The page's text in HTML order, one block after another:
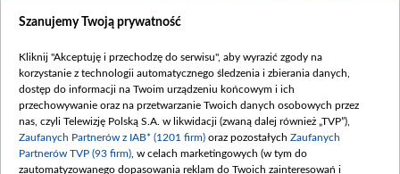
Dostępność
Procedura zgłoszeń wewnętrznych
Szanujemy Twoją prywatność
Kliknij "Akceptuję i przechodzę do serwisu", aby wyrazić zgody na
korzystanie z technologii automatycznego śledzenia i zbierania danych,
dostęp do informacji na Twoim urządzeniu końcowym i ich
przechowywanie oraz na przetwarzanie Twoich danych osobowych przez
nas, czyli Telewizję Polską S.A. w likwidacji (zwaną dalej również „TVP”),
Zaufanych Partnerów z IAB* (1201 firm) oraz pozostałych Zaufanych
Partnerów TVP (93 firm) , w celach marketingowych (w tym do
zautomatyzowanego dopasowania reklam do Twoich zainteresowań i